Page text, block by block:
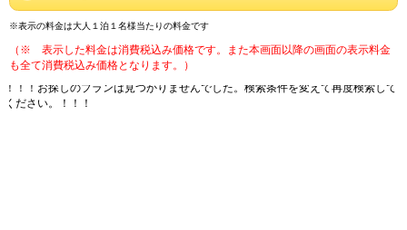
※表示の料金は大人１泊１名様当たりの料金です
（※ 表示した料金は消費税込み価格です。また本画面以降の画面の表示料金
も全て消費税込み価格となります。）
！！！お探しのプランは見つかりませんでした。検索条件を変えて再度検索して
ください。！！！